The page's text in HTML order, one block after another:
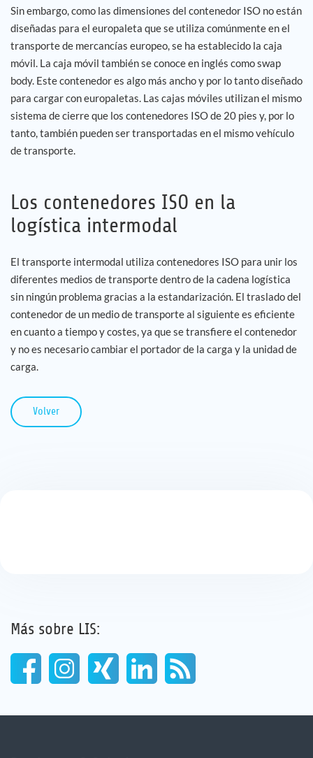
Sin embargo, como las dimensiones del contenedor ISO no están
diseñadas para el europaleta que se utiliza comúnmente en el
transporte de mercancías europeo, se ha establecido la caja
móvil. La caja móvil también se conoce en inglés como swap
body. Este contenedor es algo más ancho y por lo tanto diseñado
para cargar con europaletas. Las cajas móviles utilizan el mismo
sistema de cierre que los contenedores ISO de 20 pies y, por lo
tanto, también pueden ser transportadas en el mismo vehículo
de transporte.
Los contenedores ISO en la
logística intermodal
El transporte intermodal utiliza contenedores ISO para unir los
diferentes medios de transporte dentro de la cadena logística
sin ningún problema gracias a la estandarización. El traslado del
contenedor de un medio de transporte al siguiente es eficiente
en cuanto a tiempo y costes, ya que se transfiere el contenedor
y no es necesario cambiar el portador de la carga y la unidad de
carga.
Volver
Más sobre LIS: